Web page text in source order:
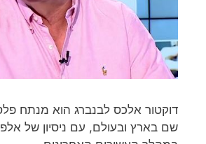
דוקטור אלכס לבנברג הוא מנתח
שם בארץ ובעולם, עם ניסיון של